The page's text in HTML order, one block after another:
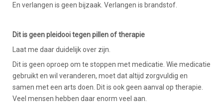
En verlangen is geen bijzaak. Verlangen is brandstof.
Dit is geen pleidooi tegen pillen of therapie
Laat me daar duidelijk over zijn.
Dit is geen oproep om te stoppen met medicatie. Wie medicatie
gebruikt en wil veranderen, moet dat altijd zorgvuldig en
samen met een arts doen. Dit is ook geen aanval op therapie.
Veel mensen hebben daar enorm veel aan.